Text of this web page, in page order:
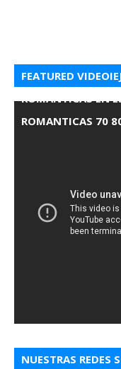
FEATURED
ROMANTICAS EN
ROMANTICAS 70
NUESTRAS REDES